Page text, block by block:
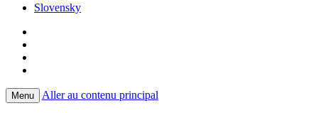
Slovensky
Menu Aller au contenu principal